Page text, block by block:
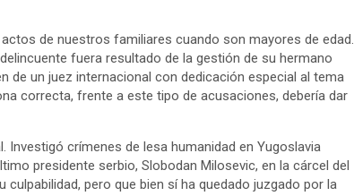
de nuestros familiares cuando son mayores de edad.
fuera resultado de la gestión de su hermano
de un juez internacional con dedicación especial al tema
correcta, frente a este tipo de acusaciones, debería dar
crímenes de lesa humanidad en Yugoslavia
presidente serbio, Slobodan Milosevic, en la cárcel del
pero que bien sí ha quedado juzgado por la